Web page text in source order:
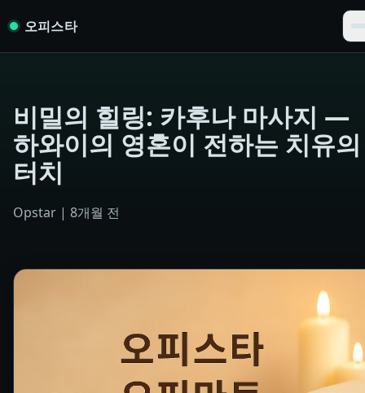
오피스타
비밀의 힐링: 카후나 마사지 ―
하와이의 영혼이 전하는 치유의
터치
Opstar | 8개월 전